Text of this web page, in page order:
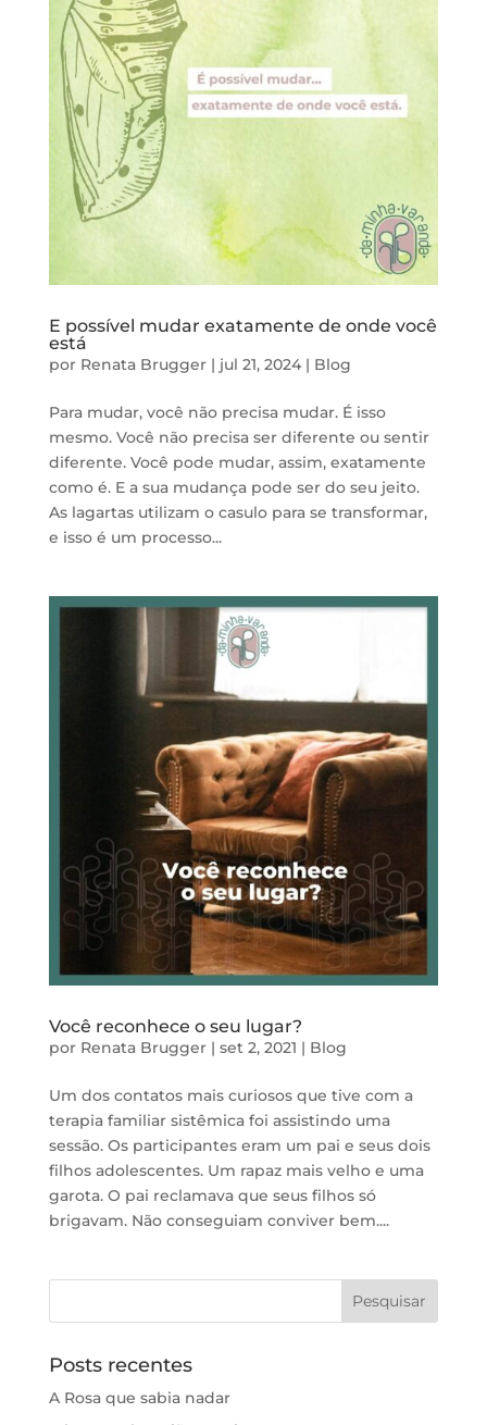
E possível mudar exatamente de onde você
está
por Renata Brugger| jul 21, 2024| Blog
Para mudar, você não precisa mudar. É isso
mesmo. Você não precisa ser diferente ou sentir
diferente. Você pode mudar, assim, exatamente
como é. E a sua mudança pode ser do seu jeito.
As lagartas utilizam o casulo para se transformar,
e isso é um processo...
Você reconhece o seu lugar?
por Renata Brugger| set 2, 2021 | Blog
Um dos contatos mais curiosos que tive com a
terapia familiar sistêmica foi assistindo uma
sessão. Os participantes eram um pai e seus dois
filhos adolescentes. Um rapaz mais velho e uma
garota. O pai reclamava que seus filhos só
brigavam. Não conseguiam conviver bem....
Posts recentes
A Rosa que sabia nadar